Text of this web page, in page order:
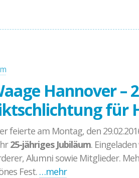
Hannover –
für
feierte am Montag, den
25-jähriges Jubiläum.
Alumni sowie Mitglieder.
Fest. …mehr